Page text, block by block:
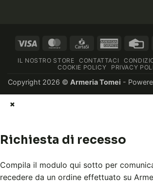
Visa MasterCardCartaSi
American
IL NOSTRO STORE CONTATTACI
COOKIE POLICY
PRIVACY
Copyright 2026 © Armeria Tomei -
×
Richiesta di recesso
Compila il modulo qui sotto per
recedere da un ordine effettuato su